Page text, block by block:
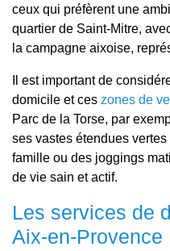
ceux qui préfèrent une
quartier de Saint-Mitre,
la campagne aixoise,
Il est important de
domicile et ces zones de
Parc de la Torse, par
ses vastes étendues
famille ou des joggings
de vie sain et actif.
Les services de
Aix-en-Provence